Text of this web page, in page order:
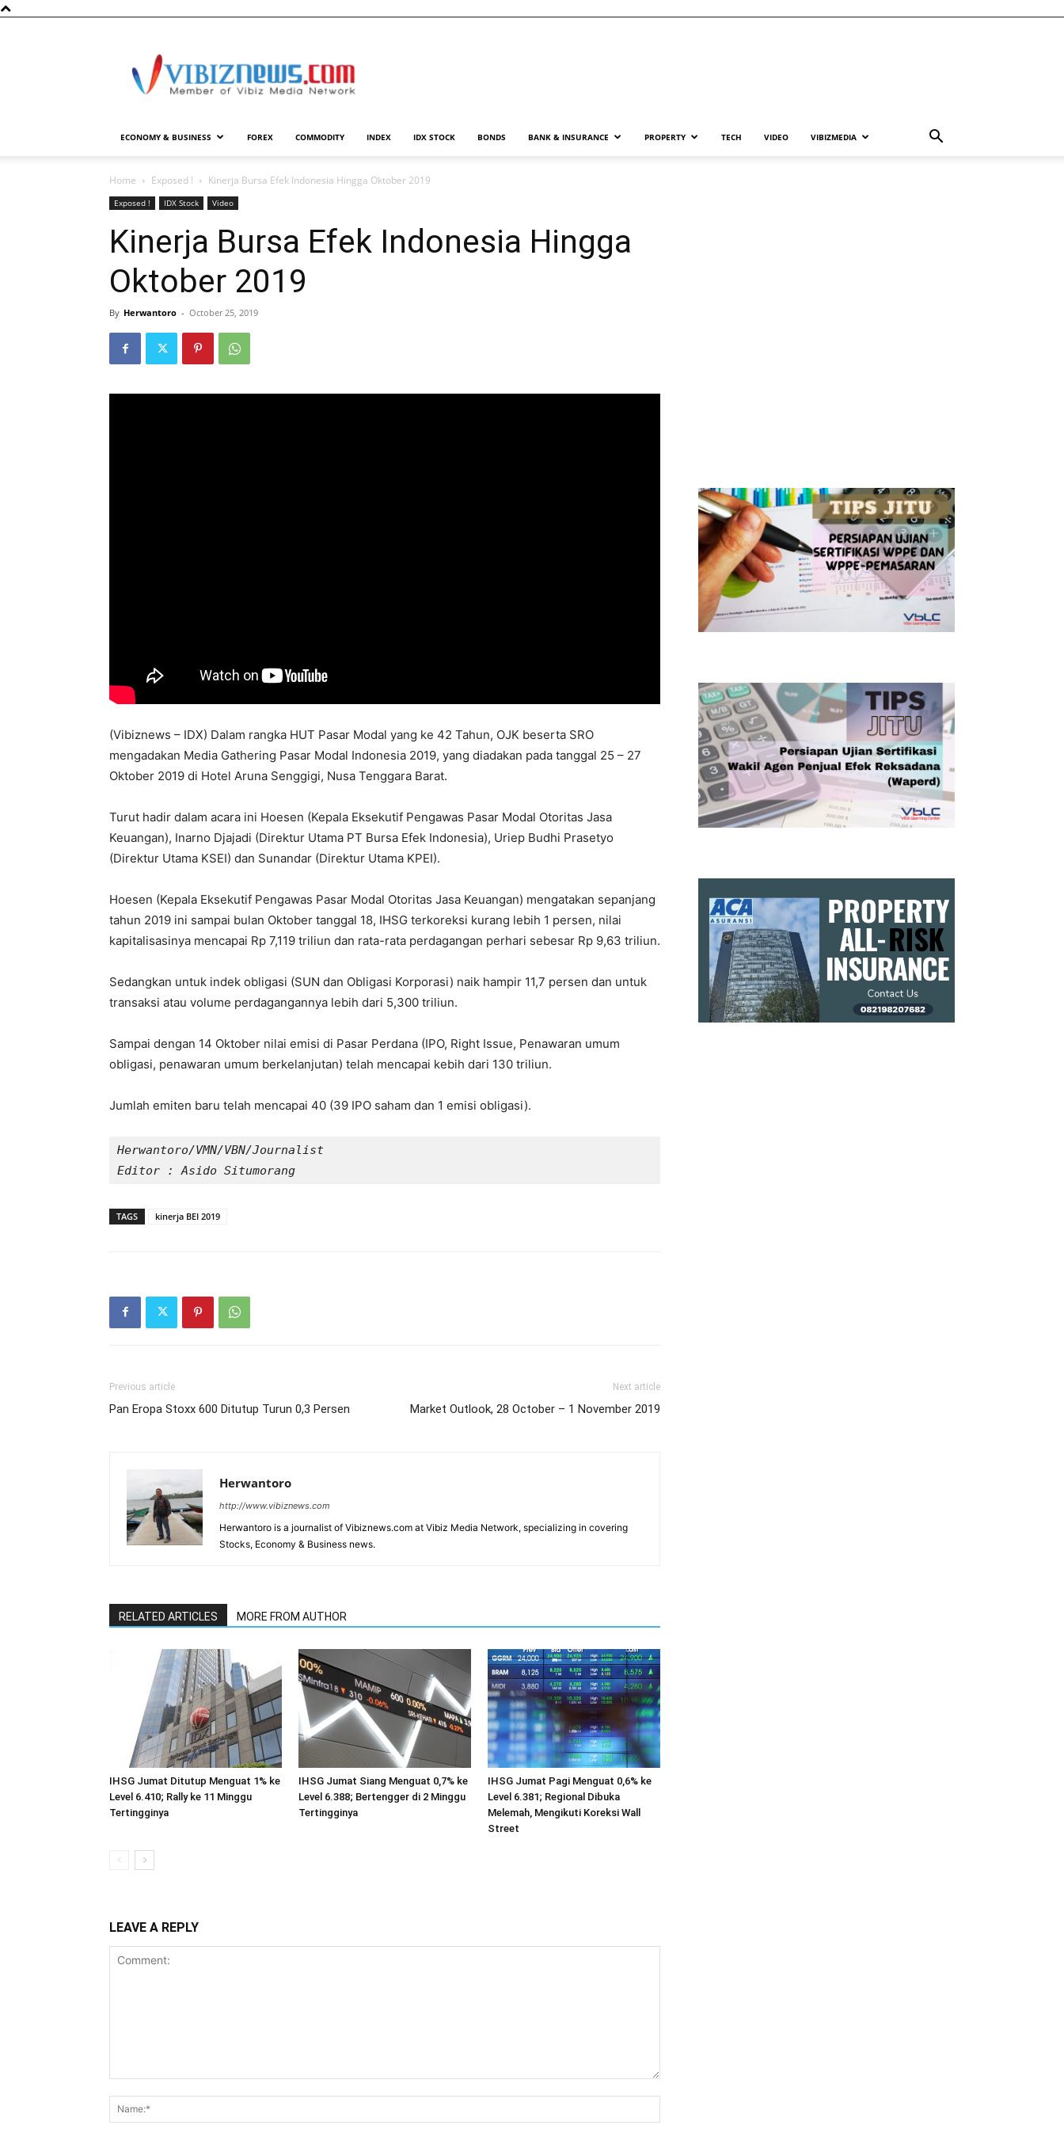
ECONOMY & BUSINESS FOREX COMMODITY INDEX IDX STOCK BONDS BANK & INSURANCE PROPERTY TECH VIDEO VIBIZMEDIA
Home Exposed ! Kinerja Bursa Efek Indonesia Hingga Oktober 2019
Exposed ! IDX Stock Video
Kinerja Bursa Efek Indonesia Hingga
Oktober 2019
By Herwantoro - October 25, 2019
(Vibiznews – IDX) Dalam rangka HUT Pasar Modal yang ke 42 Tahun, OJK beserta SRO
mengadakan Media Gathering Pasar Modal Indonesia 2019, yang diadakan pada tanggal 25 – 27
Oktober 2019 di Hotel Aruna Senggigi, Nusa Tenggara Barat.
Turut hadir dalam acara ini Hoesen (Kepala Eksekutif Pengawas Pasar Modal Otoritas Jasa
Keuangan), Inarno Djajadi (Direktur Utama PT Bursa Efek Indonesia), Uriep Budhi Prasetyo
(Direktur Utama KSEI) dan Sunandar (Direktur Utama KPEI).
Hoesen (Kepala Eksekutif Pengawas Pasar Modal Otoritas Jasa Keuangan) mengatakan sepanjang
tahun 2019 ini sampai bulan Oktober tanggal 18, IHSG terkoreksi kurang lebih 1 persen, nilai
kapitalisasinya mencapai Rp 7,119 triliun dan rata-rata perdagangan perhari sebesar Rp 9,63 triliun.
Sedangkan untuk indek obligasi (SUN dan Obligasi Korporasi) naik hampir 11,7 persen dan untuk
transaksi atau volume perdagangannya lebih dari 5,300 triliun.
Sampai dengan 14 Oktober nilai emisi di Pasar Perdana (IPO, Right Issue, Penawaran umum
obligasi, penawaran umum berkelanjutan) telah mencapai kebih dari 130 triliun.
Jumlah emiten baru telah mencapai 40 (39 IPO saham dan 1 emisi obligasi).
Herwantoro/VMN/VBN/Journalist
Editor : Asido Situmorang
TAGS kinerja BEI 2019
Previous article
Pan Eropa Stoxx 600 Ditutup Turun 0,3 Persen
Next article
Market Outlook, 28 October – 1 November 2019
Herwantoro
http://www.vibiznews.com
Herwantoro is a journalist of Vibiznews.com at Vibiz Media Network, specializing in covering
Stocks, Economy & Business news.
RELATED ARTICLES MORE FROM AUTHOR
IHSG Jumat Ditutup Menguat 1% ke
Level 6.410; Rally ke 11 Minggu
Tertingginya
IHSG Jumat Siang Menguat 0,7% ke
Level 6.388; Bertengger di 2 Minggu
Tertingginya
IHSG Jumat Pagi Menguat 0,6% ke
Level 6.381; Regional Dibuka
Melemah, Mengikuti Koreksi Wall
Street
LEAVE A REPLY